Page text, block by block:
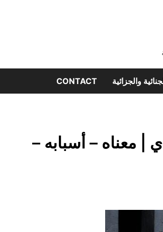
والجزائية CONTACT
| معناه – أسبابه –